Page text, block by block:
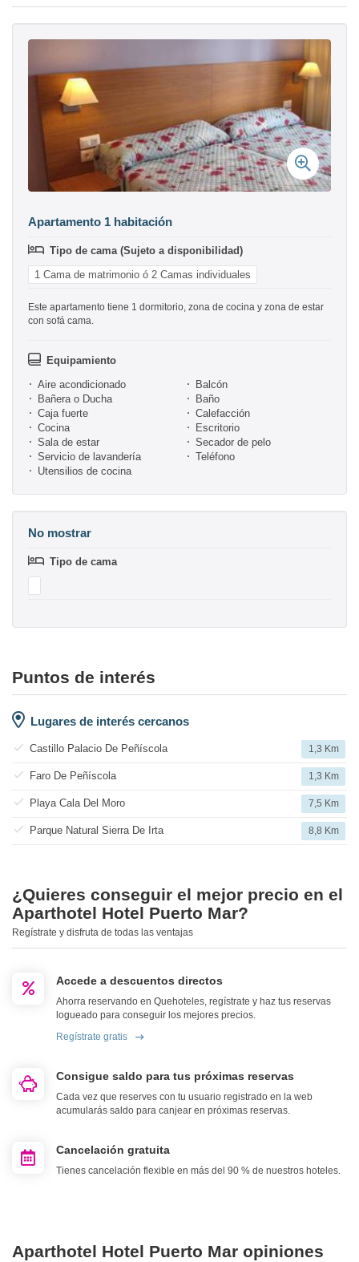
Apartamento 1 habitación
Tipo de cama (Sujeto a disponibilidad)
1 Cama de matrimonio ó 2 Camas individuales
Este apartamento tiene 1 dormitorio, zona de cocina y zona de estar
con sofá cama.
Equipamiento
Aire acondicionado
Balcón
Bañera o Ducha
Baño
Caja fuerte
Calefacción
Cocina
Escritorio
Sala de estar
Secador de pelo
Servicio de lavandería
Teléfono
Utensilios de cocina
No mostrar
Tipo de cama
Puntos de interés
Lugares de interés cercanos
Castillo Palacio De Peñíscola 1,3 Km
Faro De Peñíscola 1,3 Km
Playa Cala Del Moro 7,5 Km
Parque Natural Sierra De Irta 8,8 Km
¿Quieres conseguir el mejor precio en el
Aparthotel Hotel Puerto Mar?
Regístrate y disfruta de todas las ventajas
Accede a descuentos directos
Ahorra reservando en Quehoteles, regístrate y haz tus reservas
logueado para conseguir los mejores precios.
Regístrate gratis
Consigue saldo para tus próximas reservas
Cada vez que reserves con tu usuario registrado en la web
acumularás saldo para canjear en próximas reservas.
Cancelación gratuita
Tienes cancelación flexible en más del 90 % de nuestros hoteles.
Aparthotel Hotel Puerto Mar opiniones